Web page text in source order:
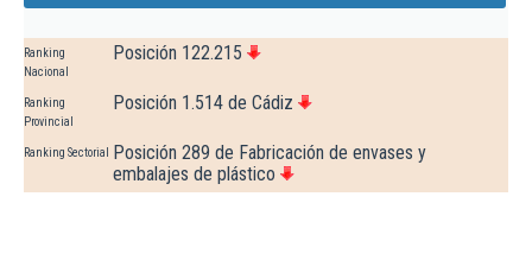
Ranking
Nacional
Posición 122.215
Ranking
Provincial
Posición 1.514 de Cádiz
Ranking Sectorial
Posición 289 de Fabricación de envases y
embalajes de plástico